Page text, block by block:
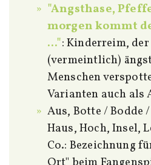
"Angsthase,
morgen kommt
...": Kinderreim,
(vermeintlich)
Menschen
Varianten auch als
Aus, Botte / Bodde
Haus, Hoch, Insel,
Co.: Bezeichnung